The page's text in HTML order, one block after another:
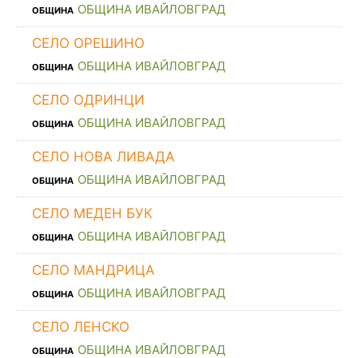
ОБЩИНА ОБЩИНА ИВАЙЛОВГРАД
СЕЛО ОРЕШИНО
ОБЩИНА ОБЩИНА ИВАЙЛОВГРАД
СЕЛО ОДРИНЦИ
ОБЩИНА ОБЩИНА ИВАЙЛОВГРАД
СЕЛО НОВА ЛИВАДА
ОБЩИНА ОБЩИНА ИВАЙЛОВГРАД
СЕЛО МЕДЕН БУК
ОБЩИНА ОБЩИНА ИВАЙЛОВГРАД
СЕЛО МАНДРИЦА
ОБЩИНА ОБЩИНА ИВАЙЛОВГРАД
СЕЛО ЛЕНСКО
ОБЩИНА ОБЩИНА ИВАЙЛОВГРАД